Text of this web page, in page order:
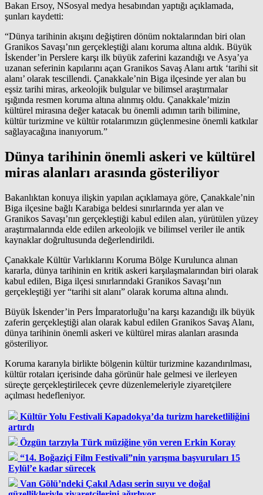
Bakan Ersoy, NSosyal medya hesabından yaptığı açıklamada,
şunları kaydetti:
“Dünya tarihinin akışını değiştiren dönüm noktalarından biri olan
Granikos Savaşı’nın gerçekleştiği alanı koruma altına aldık. Büyük
İskender’in Perslere karşı ilk büyük zaferini kazandığı ve Asya’ya
uzanan seferinin kapılarını açan Granikos Savaş Alanı artık ‘tarihi sit
alanı’ olarak tescillendi. Çanakkale’nin Biga ilçesinde yer alan bu
eşsiz tarihi miras, arkeolojik bulgular ve bilimsel araştırmalar
ışığında resmen koruma altına alınmış oldu. Çanakkale’mizin
kültürel mirasına değer katacak bu önemli adımın tarih bilimine,
kültür turizmine ve kültür rotalarımızın güçlenmesine önemli katkılar
sağlayacağına inanıyorum.”
Dünya tarihinin önemli askeri ve kültürel
miras alanları arasında gösteriliyor
Bakanlıktan konuya ilişkin yapılan açıklamaya göre, Çanakkale’nin
Biga ilçesine bağlı Karabiga beldesi sınırlarında yer alan ve
Granikos Savaşı’nın gerçekleştiği kabul edilen alan, yürütülen yüzey
araştırmalarında elde edilen arkeolojik ve bilimsel veriler ile antik
kaynaklar doğrultusunda değerlendirildi.
Çanakkale Kültür Varlıklarını Koruma Bölge Kurulunca alınan
kararla, dünya tarihinin en kritik askeri karşılaşmalarından biri olarak
kabul edilen, Biga ilçesi sınırlarındaki Granikos Savaşı’nın
gerçekleştiği yer “tarihi sit alanı” olarak koruma altına alındı.
Büyük İskender’in Pers İmparatorluğu’na karşı kazandığı ilk büyük
zaferin gerçekleştiği alan olarak kabul edilen Granikos Savaş Alanı,
dünya tarihinin önemli askeri ve kültürel miras alanları arasında
gösteriliyor.
Koruma kararıyla birlikte bölgenin kültür turizmine kazandırılması,
kültür rotaları içerisinde daha görünür hale gelmesi ve ilerleyen
süreçte gerçekleştirilecek çevre düzenlemeleriyle ziyaretçilere
açılması hedefleniyor.
Kültür Yolu Festivali Kapadokya’da turizm hareketliliğini
artırdı
Özgün tarzıyla Türk müziğine yön veren Erkin Koray
“14. Boğaziçi Film Festivali”nin yarışma başvuruları 15
Eylül’e kadar sürecek
Van Gölü’ndeki Çakıl Adası serin suyu ve doğal